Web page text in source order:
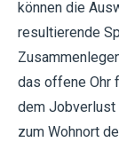
können die
resultierende
das offene Ohr
dem Jobverlust
zum Wohnort